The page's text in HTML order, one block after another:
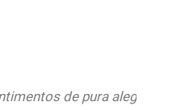
de pura alegria